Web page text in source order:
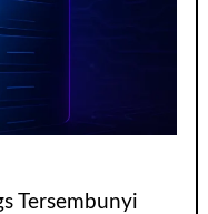
Tersembunyi